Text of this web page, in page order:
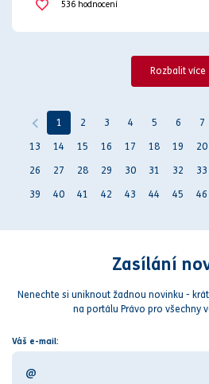
536 hodnocení
Rozbalit více
1 2 3 4 5 6 7
13 14 15 16 17 18 19 20
26 27 28 29 30 31 32 33
39 40 41 42 43 44 45 46
Zasílání
Nenechte si uniknout žadnou novinku -
na portálu Právo pro všechny
Váš e-mail: